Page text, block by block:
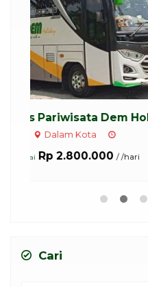
Sewa Bus
Harga
Cari